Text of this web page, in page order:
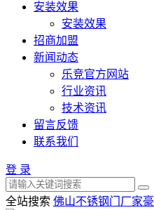
安装效果
安装效果
招商加盟
新闻动态
乐竞官方网站
行业资讯
技术资讯
留言反馈
联系我们
登 录
全站搜索 佛山不锈钢门厂家